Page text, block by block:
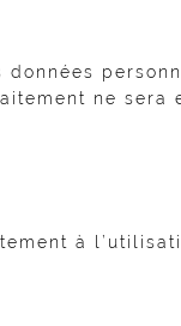
ne sera
à